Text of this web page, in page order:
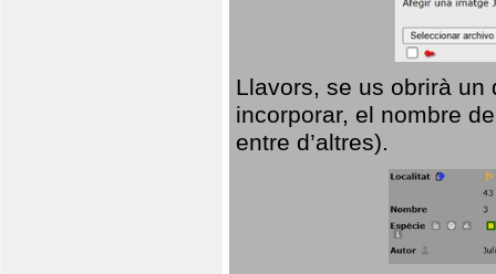
Llavors, se us obrirà
incorporar, el nombre
entre d’altres).